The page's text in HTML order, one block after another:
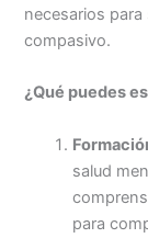
necesarios
compasivo.
¿Qué puedes
salud
para